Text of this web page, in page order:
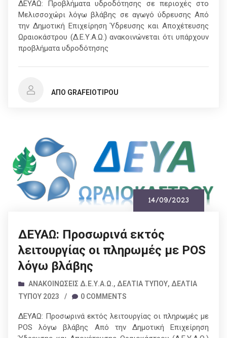
ΔΕΥΑΩ: Προβλήματα υδροδότησης σε περιοχές στο
Μελισσοχώρι λόγω βλάβης σε αγωγό ύδρευσης Από
την Δημοτική Επιχείρηση Ύδρευσης και Αποχέτευσης
Ωραιοκάστρου (Δ.Ε.Υ.Α.Ω.) ανακοινώνεται ότι υπάρχουν
προβλήματα υδροδότησης
ΑΠΌ GRAFEIOTIPOU
14/09/2023
ΔΕΥΑΩ: Προσωρινά εκτός
λειτουργίας οι πληρωμές με POS
λόγω βλάβης
ΑΝΑΚΟΙΝΏΣΕΙΣ Δ.Ε.Υ.Α.Ω., ΔΕΛΤΊΑ ΤΎΠΟΥ, ΔΕΛΤΊΑ
ΤΎΠΟΥ 2023 / 0 COMMENTS
ΔΕΥΑΩ: Προσωρινά εκτός λειτουργίας οι πληρωμές με
POS λόγω βλάβης Από την Δημοτική Επιχείρηση